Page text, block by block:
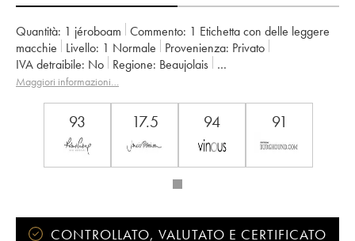
Quantità: 1 jéroboam Commento: 1 Etichetta con delle leggere
macchie
Livello: 1 Normale Provenienza:
privato
IVA detraibile:
no Regione:
Beaujolais
Denominazione:
Morgon
Maggiori informazioni…
93 17.5 94 91
CONTROLLATO, VALUTATO E CERTIFICATO